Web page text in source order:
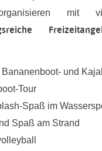
mit
Bananenboot- und
Tour
Spaß im
Spaß am Strand